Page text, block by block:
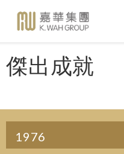
傑出成就
1976